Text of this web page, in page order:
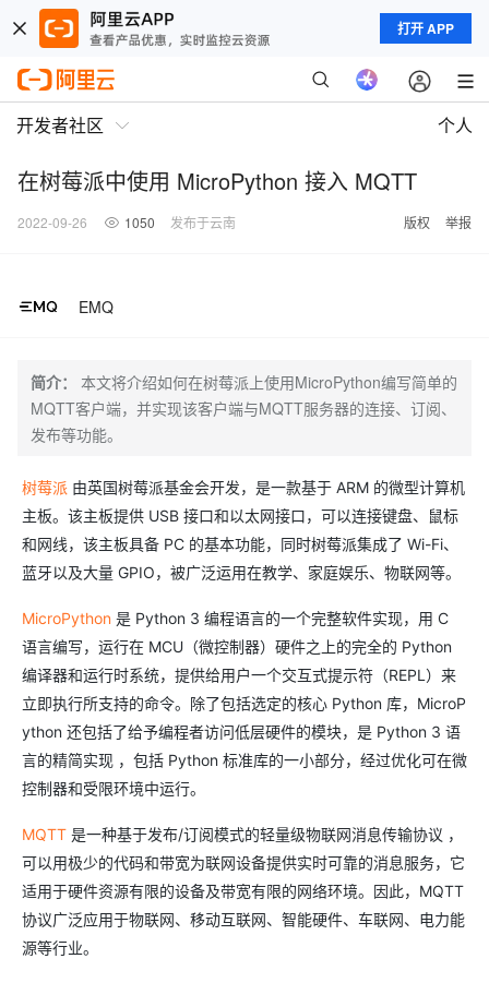
打开 APP
开发者社区 个人
在树莓派中使用 MicroPython 接入 MQTT
2022-09-26 1050 发布于云南 版权 举报
EMQ
简介：
本文将介绍如何在树莓派上使用MicroPython编写简单的
MQTT客户端，并实现该客户端与MQTT服务器的连接、订阅、
发布等功能。
树莓派 由英国树莓派基金会开发，是一款基于 ARM 的微型计算机
主板。该主板提供 USB 接口和以太网接口，可以连接键盘、鼠标
和网线，该主板具备 PC 的基本功能，同时树莓派集成了 Wi-Fi、
蓝牙以及大量 GPIO，被广泛运用在教学、家庭娱乐、物联网等。
MicroPython 是 Python 3 编程语言的一个完整软件实现，用 C
语言编写，运行在 MCU（微控制器）硬件之上的完全的 Python
编译器和运行时系统，提供给用户一个交互式提示符（REPL）来
立即执行所支持的命令。除了包括选定的核心 Python 库，MicroP
ython 还包括了给予编程者访问低层硬件的模块，是 Python 3 语
言的精简实现 ，包括 Python 标准库的一小部分，经过优化可在微
控制器和受限环境中运行。
MQTT 是一种基于发布/订阅模式的轻量级物联网消息传输协议 ，
可以用极少的代码和带宽为联网设备提供实时可靠的消息服务，它
适用于硬件资源有限的设备及带宽有限的网络环境。因此，MQTT
协议广泛应用于物联网、移动互联网、智能硬件、车联网、电力能
源等行业。